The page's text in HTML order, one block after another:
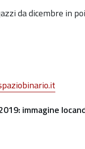
da dicembre in